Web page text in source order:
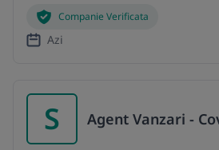
Companie Verificata
Azi
S Agent Vanzari -